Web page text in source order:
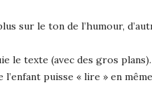
sur le ton de l’humour,
le texte (avec des gros
puisse « lire » en